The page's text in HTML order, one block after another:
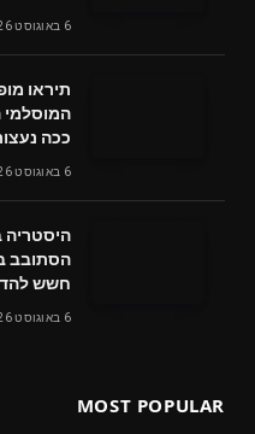
6 באוגוסט 2026
תיראו
המוסלמי
ככה
6 באוגוסט 2026
היסטריה
הסתובב
חשש
6 באוגוסט 2026
MOST POPULAR